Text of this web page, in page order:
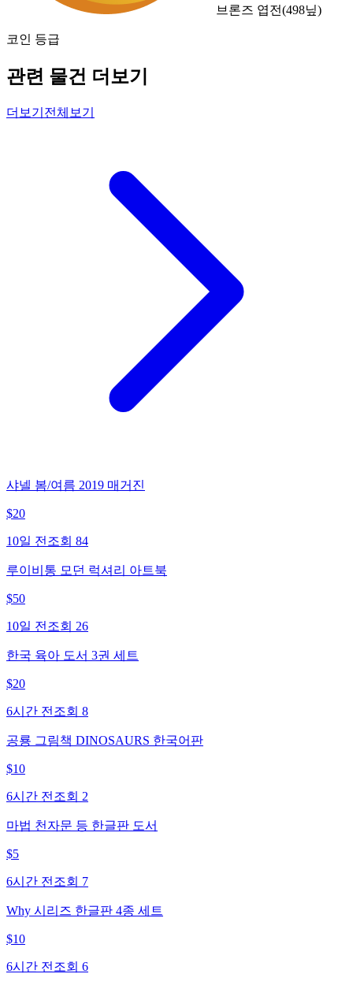
브론즈 엽전(498닢)
코인 등급
관련 물건 더보기
더보기 전체보기
샤넬 봄/여름 2019 매거진
$20
10일 전 조회 84
루이비통 모던 럭셔리 아트북
$50
10일 전 조회 26
한국 육아 도서 3권 세트
$20
6시간 전 조회 8
공룡 그림책 DINOSAURS 한국어판
$10
6시간 전 조회 2
마법 천자문 등 한글판 도서
$5
6시간 전 조회 7
Why 시리즈 한글판 4종 세트
$10
6시간 전 조회 6